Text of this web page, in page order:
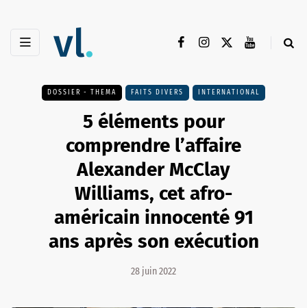
DOSSIER - THEMA FAITS DIVERS INTERNATIONAL
5 éléments pour
comprendre l’affaire
Alexander McClay
Williams, cet afro-
américain innocenté 91
ans après son exécution
28 juin 2022